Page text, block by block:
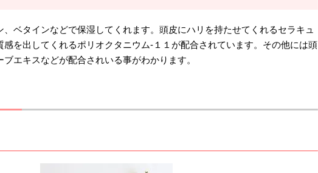
ベタインなどで保湿してくれます。頭皮にハリを持たせてくれるセラキュ
感を出してくれるポリオクタニウム-１１が配合されています。その他には頭
エキスなどが配合されいる事がわかります。